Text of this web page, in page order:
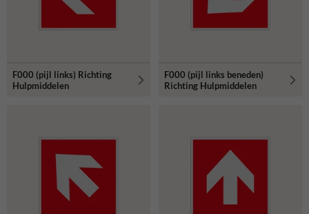
F000 (pijl links) Richting
Hulpmiddelen
F000 (pijl links beneden)
Richting Hulpmiddelen